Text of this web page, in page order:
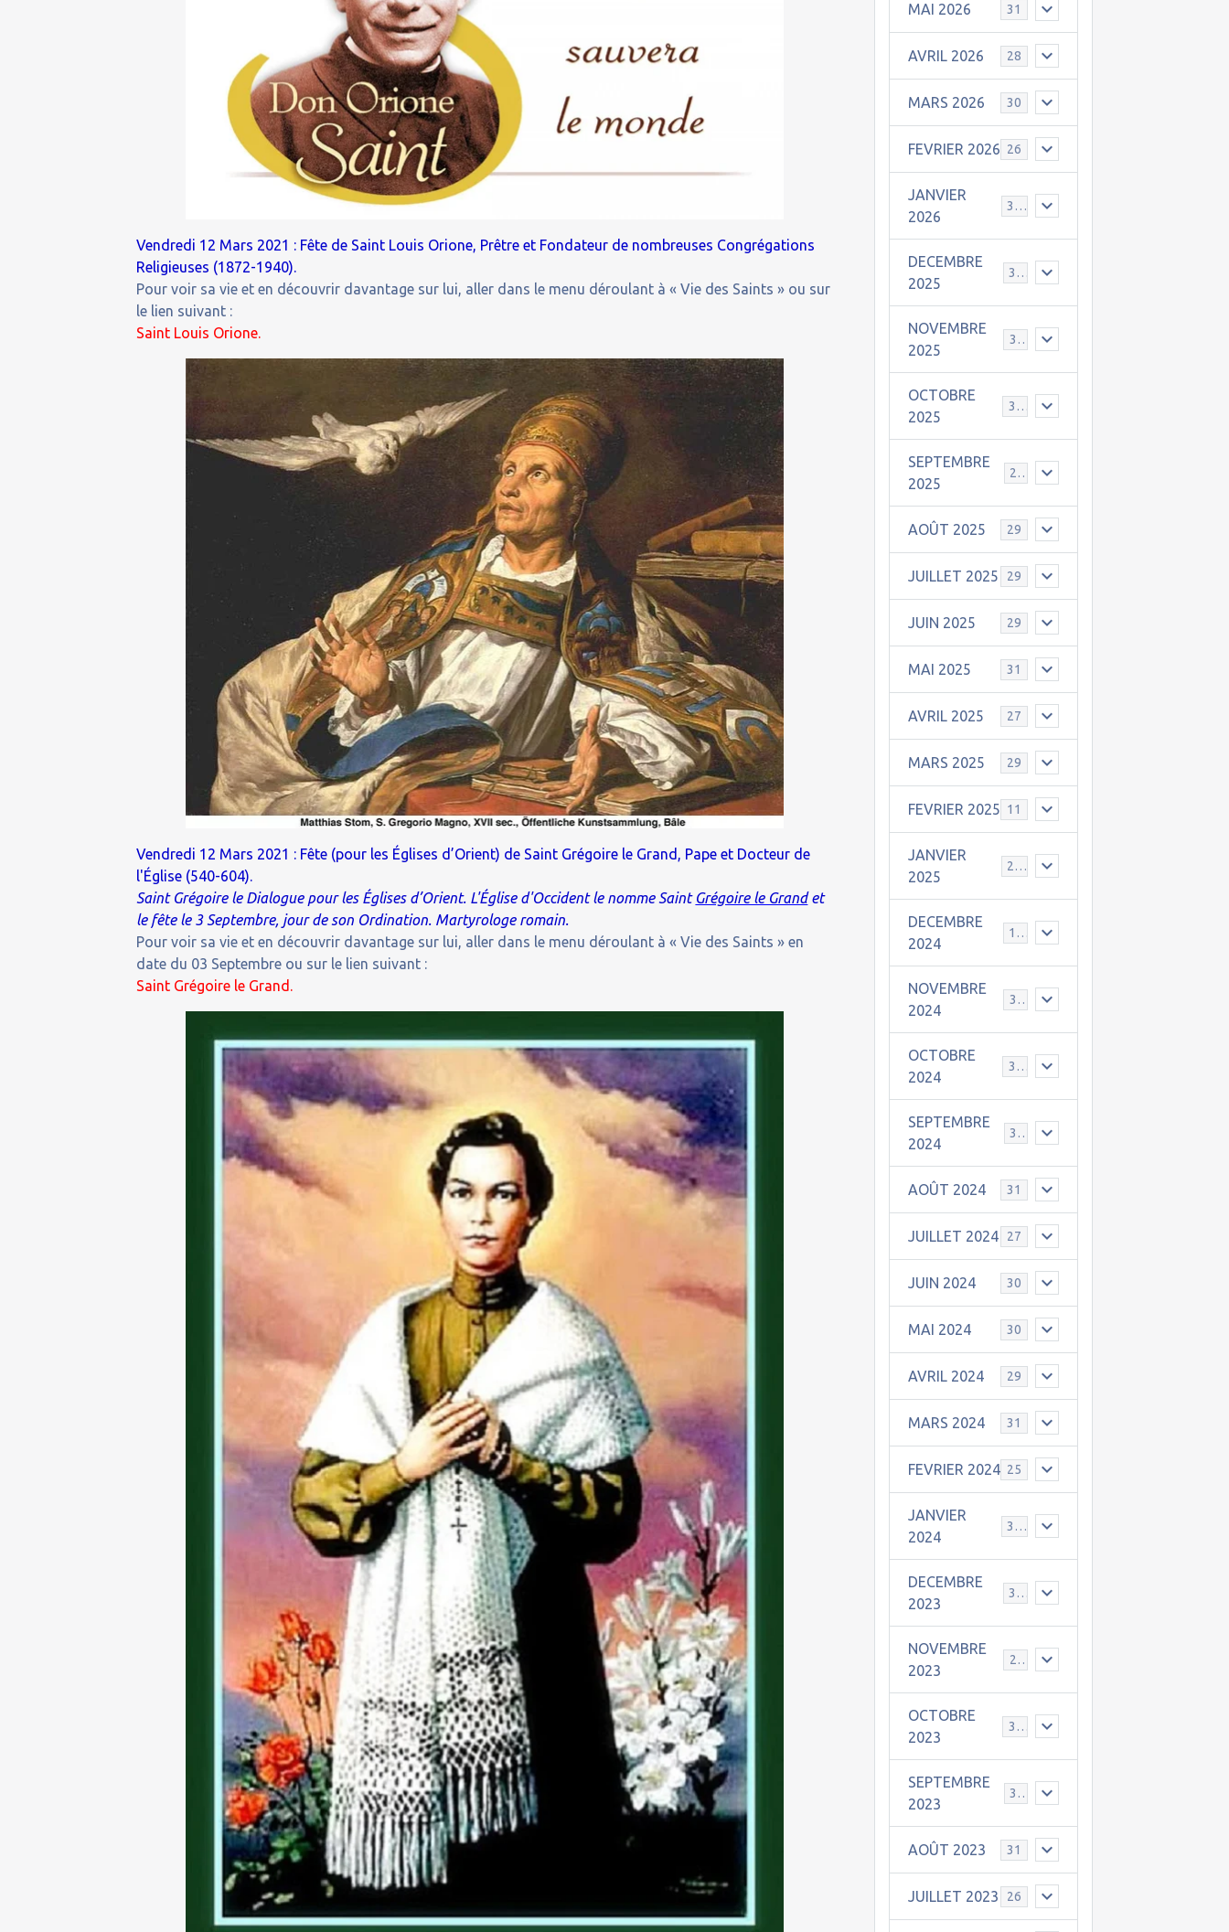
Vendredi 12 Mars 2021 : Fête de Saint Louis Orione, Prêtre et Fondateur de nombreuses Congrégations
Religieuses (1872-1940).
Pour voir sa vie et en découvrir davantage sur lui, aller dans le menu déroulant à « Vie des Saints » ou sur
le lien suivant :
Saint Louis Orione.
Vendredi 12 Mars 2021 : Fête (pour les Églises d’Orient) de Saint Grégoire le Grand, Pape et Docteur de
l'Église (540-604).
Saint Grégoire le Dialogue pour les Églises d’Orient. L'Église d'Occident le nomme Saint Grégoire le Grandet
le fête le 3 Septembre, jour de son Ordination. Martyrologe romain.
Pour voir sa vie et en découvrir davantage sur lui, aller dans le menu déroulant à « Vie des Saints » en
date du 03 Septembre ou sur le lien suivant :
Saint Grégoire le Grand.
MAI 2026 31
AVRIL 2026 28
MARS 2026 30
FEVRIER 2026 26
JANVIER
2026
31
DECEMBRE
2025
30
NOVEMBRE
2025
30
OCTOBRE
2025
31
SEPTEMBRE
2025
25
AOÛT 2025 29
JUILLET 2025 29
JUIN 2025 29
MAI 2025 31
AVRIL 2025 27
MARS 2025 29
FEVRIER 2025 11
JANVIER
2025
25
DECEMBRE
2024
19
NOVEMBRE
2024
30
OCTOBRE
2024
31
SEPTEMBRE
2024
30
AOÛT 2024 31
JUILLET 2024 27
JUIN 2024 30
MAI 2024 30
AVRIL 2024 29
MARS 2024 31
FEVRIER 2024 25
JANVIER
2024
30
DECEMBRE
2023
31
NOVEMBRE
2023
24
OCTOBRE
2023
31
SEPTEMBRE
2023
30
AOÛT 2023 31
JUILLET 2023 26